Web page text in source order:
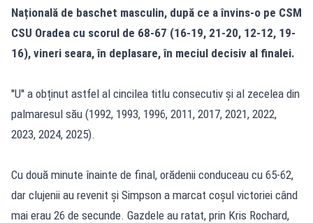
Națională de baschet masculin, după ce a învins-o pe CSM
CSU Oradea cu scorul de 68-67 (16-19, 21-20, 12-12, 19-
16), vineri seara, în deplasare, în meciul decisiv al finalei.
''U'' a obținut astfel al cincilea titlu consecutiv și al zecelea din
palmaresul său (1992, 1993, 1996, 2011, 2017, 2021, 2022,
2023, 2024, 2025).
Cu două minute înainte de final, orădenii conduceau cu 65-62,
dar clujenii au revenit și Simpson a marcat coșul victoriei când
mai erau 26 de secunde. Gazdele au ratat, prin Kris Rochard,